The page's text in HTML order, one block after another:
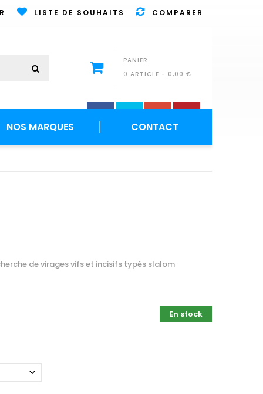
LISTE DE SOUHAITS COMPARER
PANIER:
0 ARTICLE - 0,00 €
NOS MARQUES CONTACT
de virages vifs et incisifs typés slalom
En stock